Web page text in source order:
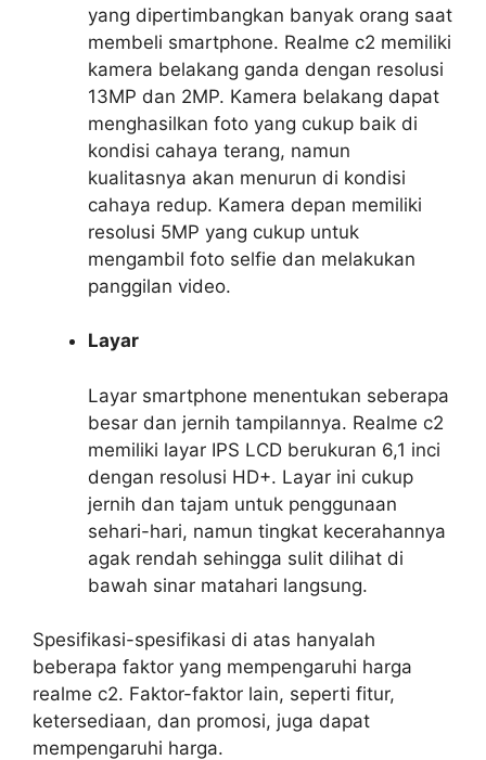
yang dipertimbangkan banyak orang saat
membeli smartphone. Realme c2 memiliki
kamera belakang ganda dengan resolusi
13MP dan 2MP. Kamera belakang dapat
menghasilkan foto yang cukup baik di
kondisi cahaya terang, namun
kualitasnya akan menurun di kondisi
cahaya redup. Kamera depan memiliki
resolusi 5MP yang cukup untuk
mengambil foto selfie dan melakukan
panggilan video.
Layar
Layar smartphone menentukan seberapa
besar dan jernih tampilannya. Realme c2
memiliki layar IPS LCD berukuran 6,1 inci
dengan resolusi HD+. Layar ini cukup
jernih dan tajam untuk penggunaan
sehari-hari, namun tingkat kecerahannya
agak rendah sehingga sulit dilihat di
bawah sinar matahari langsung.
Spesifikasi-spesifikasi di atas hanyalah
beberapa faktor yang mempengaruhi harga
realme c2. Faktor-faktor lain, seperti fitur,
ketersediaan, dan promosi, juga dapat
mempengaruhi harga.